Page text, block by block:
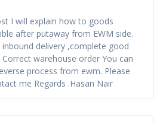
I will explain how to goods
after putaway from EWM side.
delivery ,complete good
warehouse order You can
process from ewm. Please
me Regards .Hasan Nair